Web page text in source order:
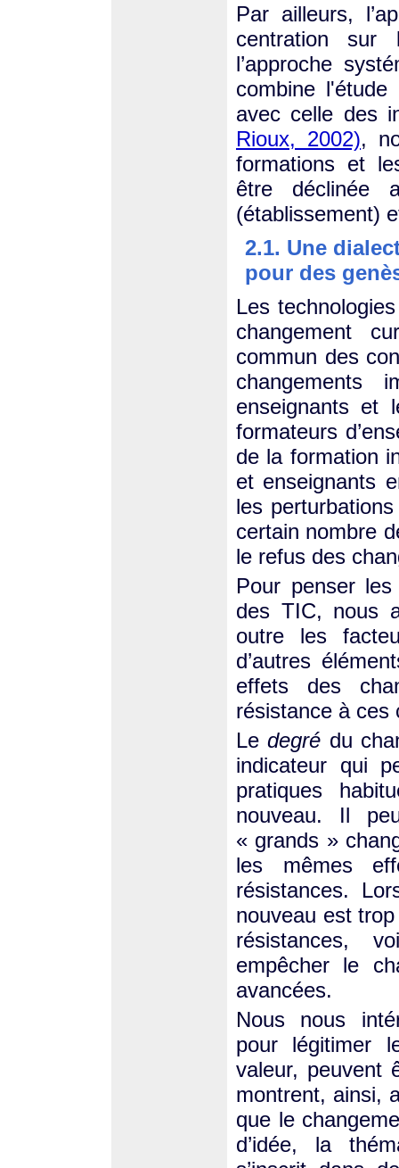
Par ailleurs,
centration
l’approche
combine
avec celle des
Rioux, 2002),
formations et
être déclinée
(établissement)
2.1. Une
pour des
Les
changement
commun des
changements
enseignants et
formateurs
de la formation
et enseignants
les
certain nombre
le refus des
Pour penser
des TIC, nous
outre les
d’autres
effets des
résistance à ces
Ledegré du
indicateur qui
pratiques
nouveau. Il
« grands »
les mêmes
résistances.
nouveau est
résistances,
empêcher le
avancées.
Nous nous
pour légitimer
valeur, peuvent
montrent, ainsi,
que le
d’idée, la